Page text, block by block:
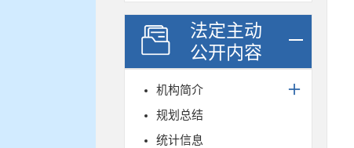
法定主动
公开内容
机构简介
规划总结
统计信息